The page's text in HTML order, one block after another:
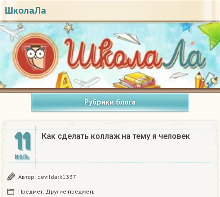
ШколаЛа
Рубрики блога
11
ИЮЛЬ
Как сделать коллаж на тему я человек
Автор: devildark1337
Предмет: Другие предметы